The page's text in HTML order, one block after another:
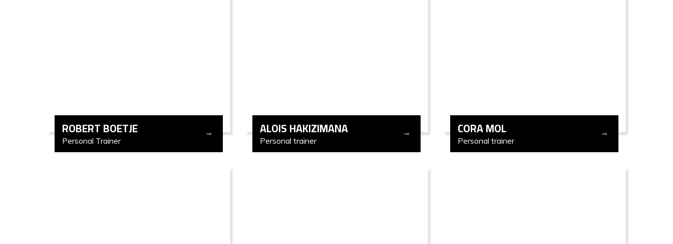
ROBERT BOETJE
Personal Trainer
ALOIS HAKIZIMANA
Personal trainer
CORA MOL
Personal trainer